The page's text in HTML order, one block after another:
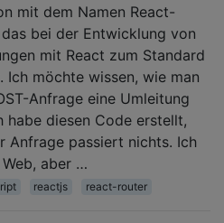
mit dem Namen React-
bei der Entwicklung von
mit React zum Standard
Ich möchte wissen, wie man
Anfrage eine Umleitung
habe diesen Code erstellt,
Anfrage passiert nichts. Ich
aber …
reactjs react-router